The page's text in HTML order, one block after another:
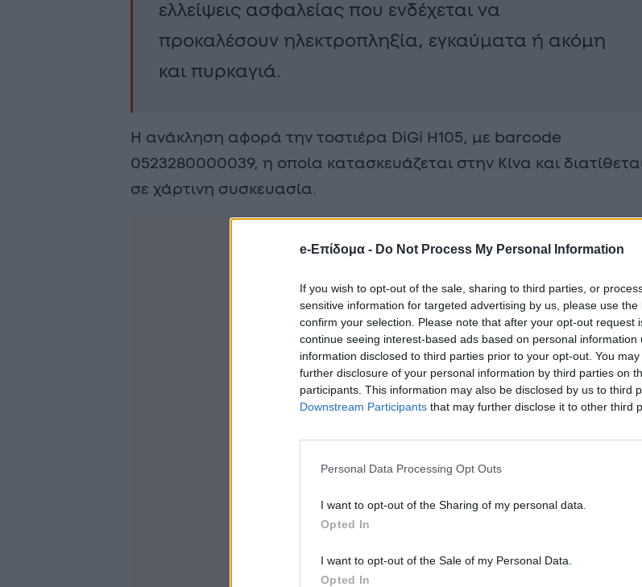
e-Επίδομα - Do Not Process My Personal Information
If you wish to opt-out of the sale, sharing to third parties, or
sensitive information for targeted advertising by us, please use
confirm your selection. Please note that after your opt-out request
continue seeing interest-based ads based on personal information
information disclosed to third parties prior to your opt-out. You
further disclosure of your personal information by third parties on
participants. This information may also be disclosed by us to third
Downstream Participants that may further disclose it to other third
Personal Data Processing Opt Outs
I want to opt-out of the Sharing of my personal data.
Opted In
I want to opt-out of the Sale of my Personal Data.
Opted In
ελλείψεις ασφαλείας που ενδέχεται να
προκαλέσουν ηλεκτροπληξία, εγκαύματα ή ακόμη
και πυρκαγιά.
Η ανάκληση αφορά την τοστιέρα DiGi H105, με barcode
0523280000039, η οποία κατασκευάζεται στην Κίνα και
σε χάρτινη συσκευασία.